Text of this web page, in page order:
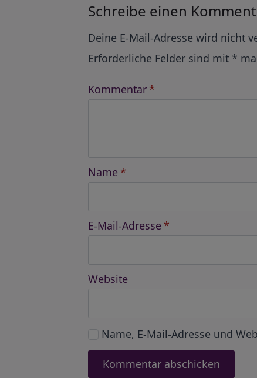
Schreibe einen
Deine E-Mail-Adresse wird nicht
Erforderliche Felder sind mit *
Kommentar *
Name *
E-Mail-Adresse *
Website
Name, E-Mail-Adresse und